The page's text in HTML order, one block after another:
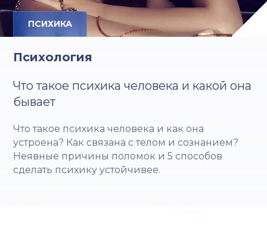
ПСИХИКА
Психология
Что такое психика человека и какой она
бывает
Что такое психика человека и как она
устроена? Как связана с телом и сознанием?
Неявные причины поломок и 5 способов
сделать психику устойчивее.